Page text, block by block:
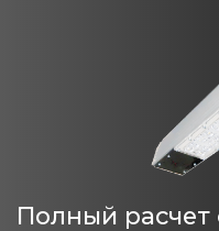
Полный расчет